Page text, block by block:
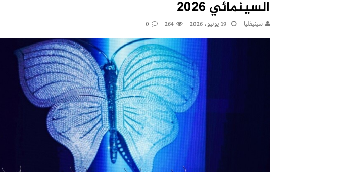
السينمائي 2026
سينيفليا 19 يونيو، 2026 264
0